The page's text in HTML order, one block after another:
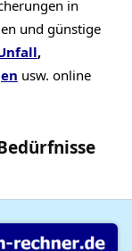
in
und günstige
,
usw. online